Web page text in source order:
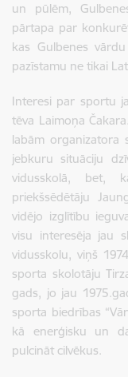
un pūlēm,
pārtapa par
kas Gulbenes
pazīstamu ne tikai
Interesi par sportu
tēva Laimoņa
labām organizatora
jebkuru situāciju
vidusskolā, bet,
priekšsēdētāju
vidējo izglītību
visu interesēja jau
vidusskolu, viņš
sporta skolotāju
gads, jo jau
sporta biedrības
kā enerģisku un
pulcināt cilvēkus.